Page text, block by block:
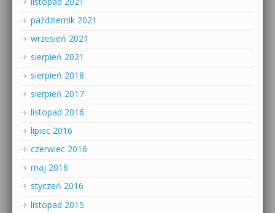
październik 2021
wrzesień 2021
sierpień 2021
sierpień 2018
sierpień 2017
listopad 2016
lipiec 2016
czerwiec 2016
maj 2016
styczeń 2016
listopad 2015